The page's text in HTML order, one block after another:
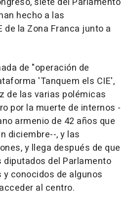
hecho a las
de la Zona Franca junto a
de "operación de
'Tanquem els CIE',
de las varias polémicas
por la muerte de internos -
armenio de 42 años que
diciembre--, y las
y llega después de que
diputados del Parlamento
conocidos de algunos
al centro.